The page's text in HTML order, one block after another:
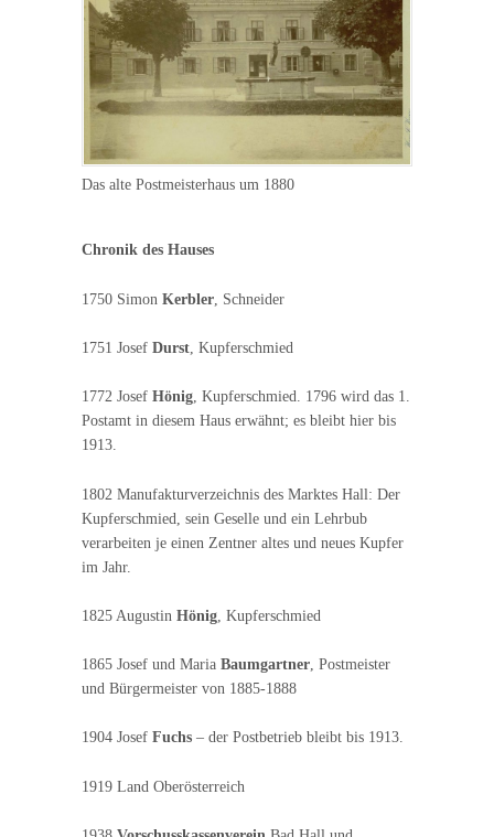
Das alte Postmeisterhaus um 1880
Chronik des Hauses
1750 Simon Kerbler , Schneider
1751 Josef Durst , Kupferschmied
1772 Josef Hönig, Kupferschmied. 1796 wird das 1.
Postamt in diesem Haus erwähnt; es bleibt hier bis
1913.
1802 Manufakturverzeichnis des Marktes Hall: Der
Kupferschmied, sein Geselle und ein Lehrbub
verarbeiten je einen Zentner altes und neues Kupfer
im Jahr.
1825 Augustin Hönig , Kupferschmied
1865 Josef und Maria Baumgartner, Postmeister
und Bürgermeister von 1885-1888
1904 Josef Fuchs – der Postbetrieb bleibt bis 1913.
1919 Land Oberösterreich